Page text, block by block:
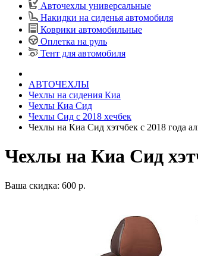
Авточехлы универсальные
Накидки на сиденья автомобиля
Коврики автомобильные
Оплетка на руль
Тент для автомобиля
АВТОЧЕХЛЫ
Чехлы на сидения Киа
Чехлы Киа Сид
Чехлы Сид с 2018 хечбек
Чехлы на Киа Сид хэтчбек с 2018 года
Чехлы на Киа Сид
Ваша скидка: 600 р.